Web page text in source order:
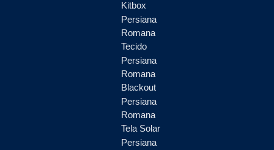
Kitbox
Persiana
Romana
Tecido
Persiana
Romana
Blackout
Persiana
Romana
Tela Solar
Persiana